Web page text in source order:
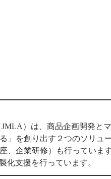
）は、商品企画開発と
」を創り出す２つのソリュ
、企業研修）も行っていま
化支援を行っています。